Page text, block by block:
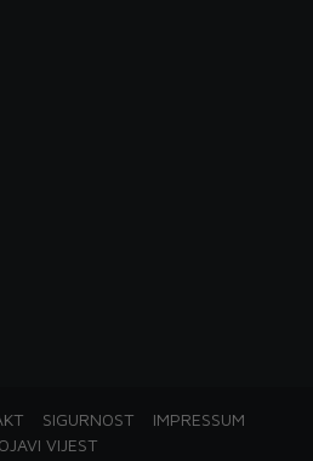
SIGURNOST
IMPRESSUM
VIJEST